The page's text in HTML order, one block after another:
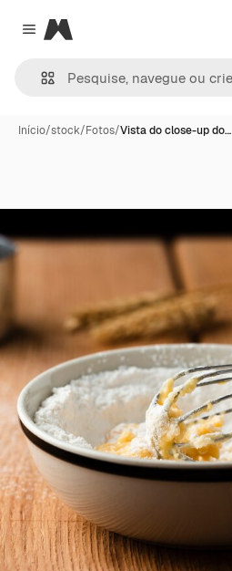
Close menu
Magnific
Início/stock/Fotos/Vista do close-up do…